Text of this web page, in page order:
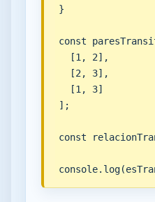
}
const
  [1, 2],
  [2, 3],
  [1, 3]
];
const